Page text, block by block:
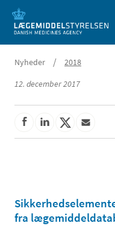
Nyheder /
2018
12. december 2017
fra